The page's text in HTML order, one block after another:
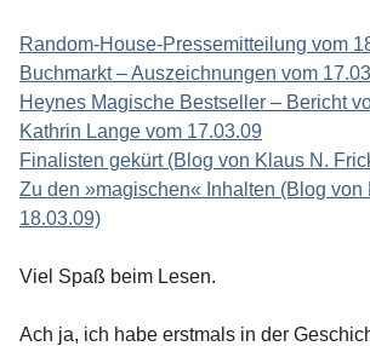
Random-House-Pressemitteilung vom
Buchmarkt – Auszeichnungen vom
Heynes Magische Bestseller – Bericht
Kathrin Lange vom 17.03.09
Finalisten gekürt (Blog von Klaus N.
Zu den »magischen« Inhalten (Blog von
18.03.09)
Viel Spaß beim Lesen.
Ach ja, ich habe erstmals in der